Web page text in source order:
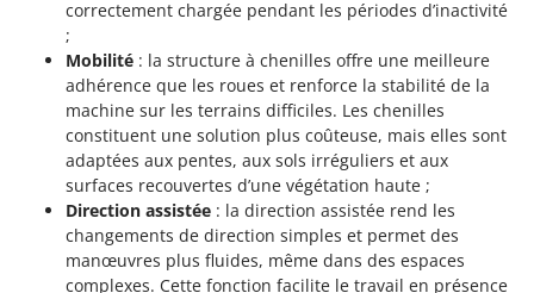
Groupes électrogènes
Gyrobroyeurs à lame pour tracteur
Haches - Cognées et Hachettes
Hachoirs à viande
Herses à Dents
Herses Rotatives
EcoFlow
Edilmark
Effeuno
Einhell
Elegen
Energy Gruppi
Enotecnica Pillan
correctement chargée pendant les périodes d’inactivité
;
Mobilité : la structure à chenilles offre une meilleure
adhérence que les roues et renforce la stabilité de la
machine sur les terrains difficiles. Les chenilles
constituent une solution plus coûteuse, mais elles sont
adaptées aux pentes, aux sols irréguliers et aux
surfaces recouvertes d’une végétation haute ;
Direction assistée : la direction assistée rend les
changements de direction simples et permet des
manœuvres plus fluides, même dans des espaces
complexes. Cette fonction facilite le travail en présence